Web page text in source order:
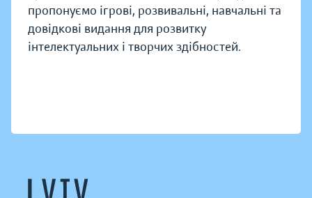
пропонуємо ігрові, розвивальні, навчальні та
довідкові видання для розвитку
інтелектуальних і творчих здібностей.